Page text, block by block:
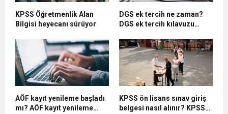
KPSS Öğretmenlik Alan
Bilgisi heyecanı sürüyor
DGS ek tercih ne zaman?
DGS ek tercih kılavuzu
DGS takvimi)
AÖF kayıt yenileme başladı
mı? AÖF kayıt yenileme
KPSS ön lisans sınav giriş
belgesi nasıl alınır? KPSS